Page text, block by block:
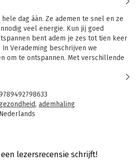
dag áán. Ze ademen te snel en ze
veel energie. Kun jij goed
bent adem je zes tot tien keer
Verademing beschrijven we
om te ontspannen. Met verschillende
je ook aan om gedoseerd te sporten.
met diepe ontspanning herwin je
we uit hoe je dat kunt doen.
je voor. In deze geheel herziene
we ons boek Sporten voor
Hij promoveerde op de behandeling
, ademhaling
Nederlands
13-12-2019lezersrecensie schrijft!